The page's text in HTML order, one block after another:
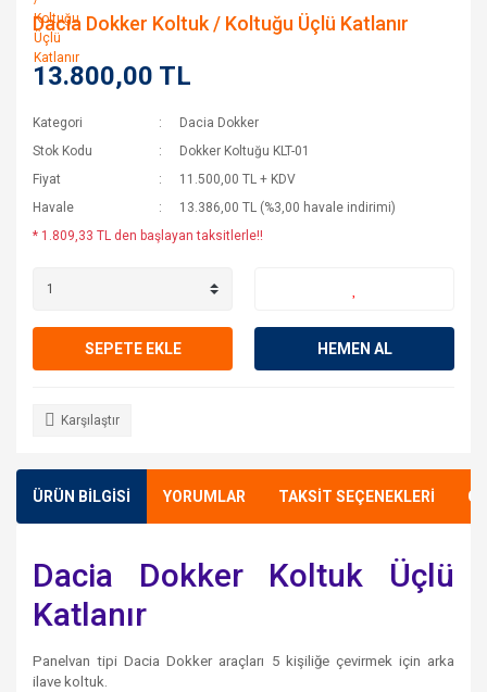
Dacia Dokker Koltuk / Koltuğu Üçlü Katlanır
13.800,00 TL
Kategori
Dacia Dokker
Stok Kodu
Dokker Koltuğu KLT-01
Fiyat
11.500,00 TL + KDV
Havale
13.386,00 TL (%3,00 havale indirimi)
* 1.809,33 TL den başlayan taksitlerle!!
SEPETE EKLE HEMEN AL
Karşılaştır
ÜRÜN BİLGİSİ YORUMLAR TAKSİT SEÇENEKLERİ
Dacia Dokker Koltuk Üçlü
Katlanır
Panelvan tipi Dacia Dokker araçları 5 kişiliğe çevirmek için arka
ilave koltuk.